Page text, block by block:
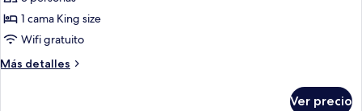
Suite
Deluxe,
cama
1 cama King size
Wifi gratuito
Más detalles
Más
Ver precio